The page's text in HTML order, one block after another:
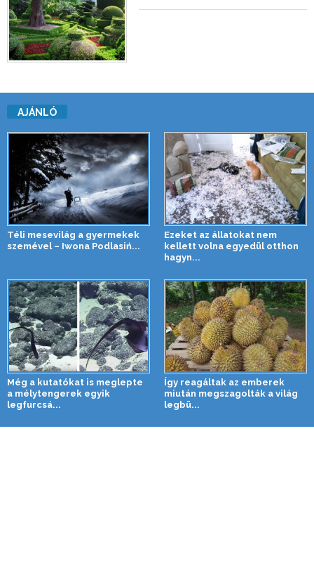
AJÁNLÓ
Téli mesevilág a gyermekek
szemével – Iwona Podlasiń...
Ezeket az állatokat nem
kellett volna egyedül otthon
hagyn...
Még a kutatókat is meglepte
a mélytengerek egyik
legfurcsá...
Így reagáltak az emberek
miután megszagolták a világ
legbü...